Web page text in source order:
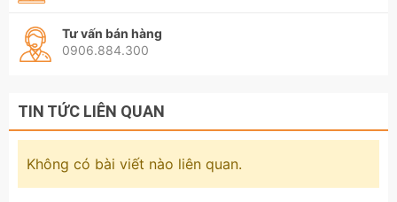
Tư vấn bán hàng
0906.884.300
TIN TỨC LIÊN QUAN
Không có bài viết nào liên quan.